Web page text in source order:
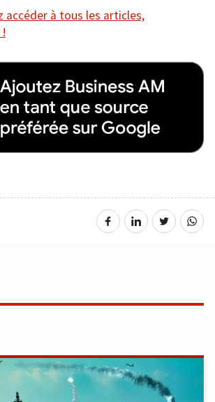
accéder à tous les articles,